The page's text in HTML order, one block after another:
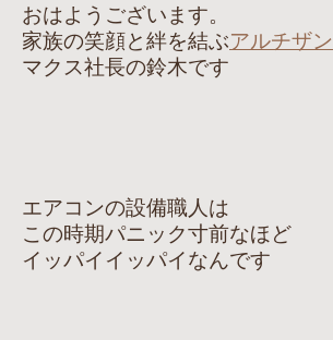
おはようございます。
家族の笑顔と絆を結ぶアルチザン
マクス社長の鈴木です
エアコンの設備職人は
この時期パニック寸前なほど
イッパイイッパイなんです